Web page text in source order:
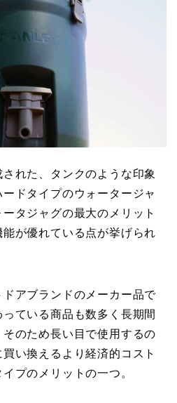
れた、タンクのような印象
ドタイプのウォータージャ
タジャグの最大のメリット
が優れている点が挙げられ
アブランドのメーカー品で
ている商品も数多く長期間
のため長い目で使用するの
い換えるより経済的コスト
プのメリットの一つ。